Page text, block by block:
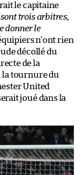
le capitaine
trois arbitres,
donner le
n’ont rien
décollé du
de la
la tournure du
United
joué dans la